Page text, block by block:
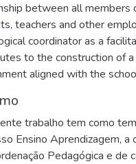
between all members
teachers and other
coordinator as a
to the construction of
aligned with the
trabalho tem como
Ensino Aprendizagem,
Pedagógica e de